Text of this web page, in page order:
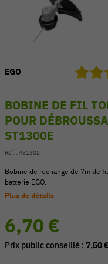
EGO
BOBINE DE FIL
POUR
ST1300E
Réf. : AS1302
Bobine de rechange de 7m de
batterie EGO.
Plus de détails
6,70 €
Prix public conseillé : 7,50 €